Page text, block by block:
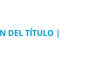
DEL TÍTULO |